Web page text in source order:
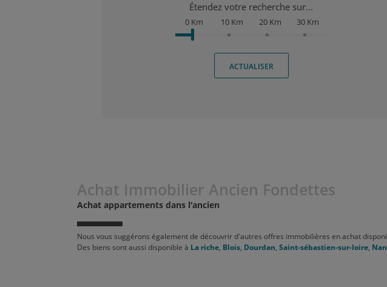
Étendez votre recherche sur...
0 Km 10 Km 20 Km 30 Km
ACTUALISER
Achat Immobilier Ancien Fondettes
Achat appartements dans l'ancien
Nous vous suggérons également de découvrir d'autres offres immobilières en achat
Des biens sont aussi disponible à La riche, Blois, Dourdan, Saint-sébastien-sur-loire,